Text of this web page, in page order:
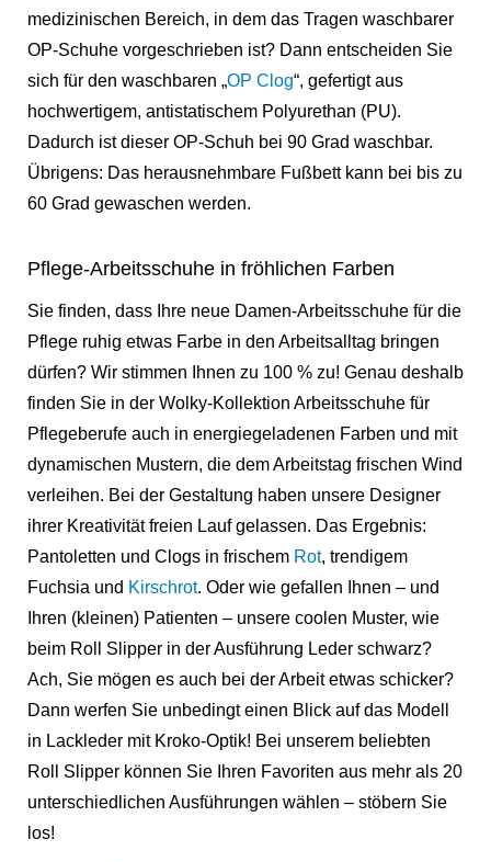
medizinischen Bereich, in dem das Tragen waschbarer
OP-Schuhe vorgeschrieben ist? Dann entscheiden Sie
sich für den waschbaren „OP Clog“, gefertigt aus
hochwertigem, antistatischem Polyurethan (PU).
Dadurch ist dieser OP-Schuh bei 90 Grad waschbar.
Übrigens: Das herausnehmbare Fußbett kann bei bis zu
60 Grad gewaschen werden.
Pflege-Arbeitsschuhe in fröhlichen Farben
Sie finden, dass Ihre neue Damen-Arbeitsschuhe für die
Pflege ruhig etwas Farbe in den Arbeitsalltag bringen
dürfen? Wir stimmen Ihnen zu 100 % zu! Genau deshalb
finden Sie in der Wolky-Kollektion Arbeitsschuhe für
Pflegeberufe auch in energiegeladenen Farben und mit
dynamischen Mustern, die dem Arbeitstag frischen Wind
verleihen. Bei der Gestaltung haben unsere Designer
ihrer Kreativität freien Lauf gelassen. Das Ergebnis:
Pantoletten und Clogs in frischem Rot, trendigem
Fuchsia und Kirschrot. Oder wie gefallen Ihnen – und
Ihren (kleinen) Patienten – unsere coolen Muster, wie
beim Roll Slipper in der Ausführung Leder schwarz?
Ach, Sie mögen es auch bei der Arbeit etwas schicker?
Dann werfen Sie unbedingt einen Blick auf das Modell
in Lackleder mit Kroko-Optik! Bei unserem beliebten
Roll Slipper können Sie Ihren Favoriten aus mehr als 20
unterschiedlichen Ausführungen wählen – stöbern Sie
los!